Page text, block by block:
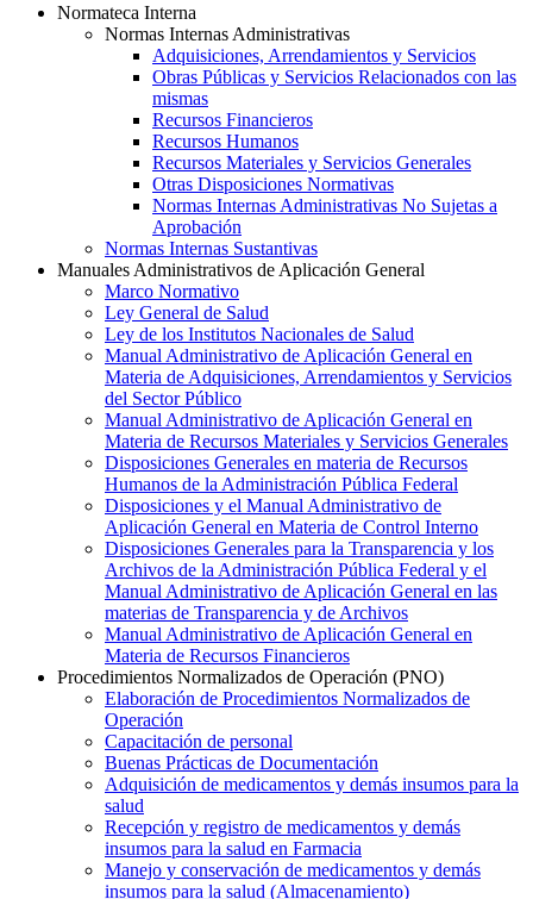
Normateca Interna
Normas Internas Administrativas
Adquisiciones, Arrendamientos y Servicios
Obras Públicas y Servicios Relacionados con las
mismas
Recursos Financieros
Recursos Humanos
Recursos Materiales y Servicios Generales
Otras Disposiciones Normativas
Normas Internas Administrativas No Sujetas a
Aprobación
Normas Internas Sustantivas
Manuales Administrativos de Aplicación General
Marco Normativo
Ley General de Salud
Ley de los Institutos Nacionales de Salud
Manual Administrativo de Aplicación General en
Materia de Adquisiciones, Arrendamientos y Servicios
del Sector Público
Manual Administrativo de Aplicación General en
Materia de Recursos Materiales y Servicios Generales
Disposiciones Generales en materia de Recursos
Humanos de la Administración Pública Federal
Disposiciones y el Manual Administrativo de
Aplicación General en Materia de Control Interno
Disposiciones Generales para la Transparencia y los
Archivos de la Administración Pública Federal y el
Manual Administrativo de Aplicación General en las
materias de Transparencia y de Archivos
Manual Administrativo de Aplicación General en
Materia de Recursos Financieros
Procedimientos Normalizados de Operación (PNO)
Elaboración de Procedimientos Normalizados de
Operación
Capacitación de personal
Buenas Prácticas de Documentación
Adquisición de medicamentos y demás insumos para la
salud
Recepción y registro de medicamentos y demás
insumos para la salud en Farmacia
Manejo y conservación de medicamentos y demás
insumos para la salud (Almacenamiento)